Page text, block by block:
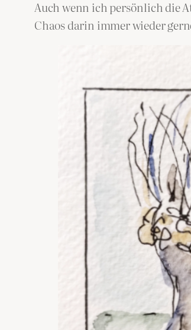
Auch wenn ich persönlich die
Chaos darin immer wieder